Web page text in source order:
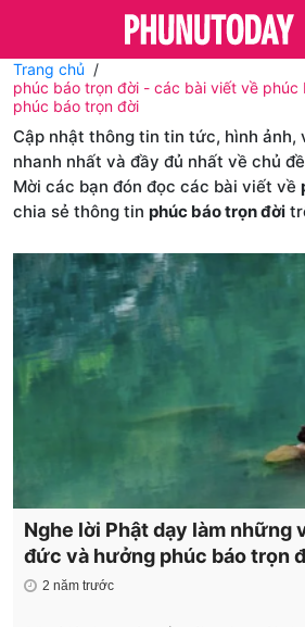
Trang chủ
phúc báo trọn đời - các bài viết về phúc
phúc báo trọn đời
Cập nhật thông tin tin tức, hình ảnh,
nhanh nhất và đầy đủ nhất về chủ đề
Mời các bạn đón đọc các bài viết về
chia sẻ thông tin phúc báo trọn đời
Nghe lời Phật dạy làm những
đức và hưởng phúc báo trọn
2 năm trước